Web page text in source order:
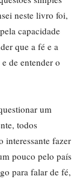
neste livro foi,
capacidade
que a fé e a
de entender o
um
todos
interessante fazer
pouco pelo país
para falar de fé,